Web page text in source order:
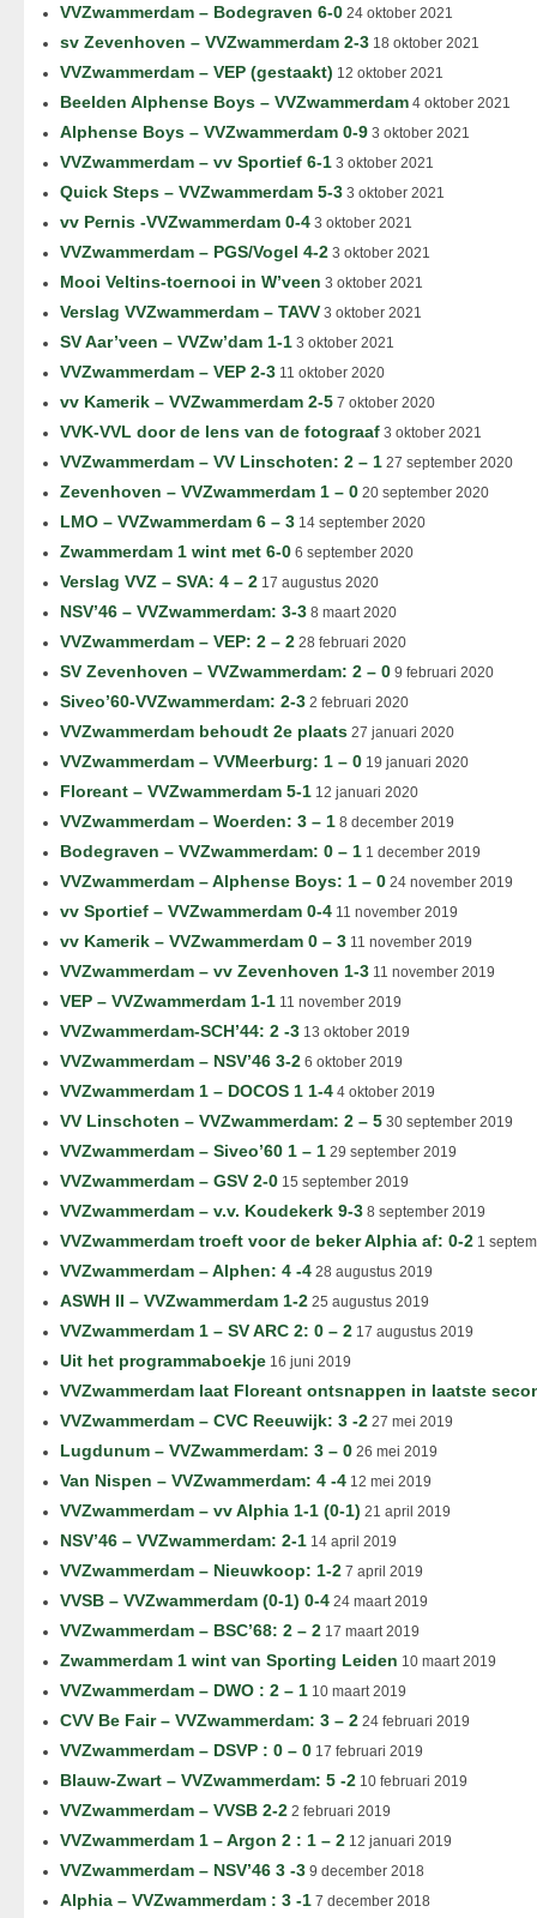
VVZwammerdam – Bodegraven 6-0 24 oktober 2021
sv Zevenhoven – VVZwammerdam 2-3 18 oktober 2021
VVZwammerdam – VEP (gestaakt) 12 oktober 2021
Beelden Alphense Boys – VVZwammerdam 4 oktober 2021
Alphense Boys – VVZwammerdam 0-9 3 oktober 2021
VVZwammerdam – vv Sportief 6-1 3 oktober 2021
Quick Steps – VVZwammerdam 5-3 3 oktober 2021
vv Pernis -VVZwammerdam 0-4 3 oktober 2021
VVZwammerdam – PGS/Vogel 4-2 3 oktober 2021
Mooi Veltins-toernooi in W’veen 3 oktober 2021
Verslag VVZwammerdam – TAVV 3 oktober 2021
SV Aar’veen – VVZw’dam 1-1 3 oktober 2021
VVZwammerdam – VEP 2-3 11 oktober 2020
vv Kamerik – VVZwammerdam 2-5 7 oktober 2020
VVK-VVL door de lens van de fotograaf 3 oktober 2021
VVZwammerdam – VV Linschoten: 2 – 1 27 september 2020
Zevenhoven – VVZwammerdam 1 – 0 20 september 2020
LMO – VVZwammerdam 6 – 3 14 september 2020
Zwammerdam 1 wint met 6-0 6 september 2020
Verslag VVZ – SVA: 4 – 2 17 augustus 2020
NSV’46 – VVZwammerdam: 3-3 8 maart 2020
VVZwammerdam – VEP: 2 – 2 28 februari 2020
SV Zevenhoven – VVZwammerdam: 2 – 0 9 februari 2020
Siveo’60-VVZwammerdam: 2-3 2 februari 2020
VVZwammerdam behoudt 2e plaats 27 januari 2020
VVZwammerdam – VVMeerburg: 1 – 0 19 januari 2020
Floreant – VVZwammerdam 5-1 12 januari 2020
VVZwammerdam – Woerden: 3 – 1 8 december 2019
Bodegraven – VVZwammerdam: 0 – 1 1 december 2019
VVZwammerdam – Alphense Boys: 1 – 0 24 november 2019
vv Sportief – VVZwammerdam 0-4 11 november 2019
vv Kamerik – VVZwammerdam 0 – 3 11 november 2019
VVZwammerdam – vv Zevenhoven 1-3 11 november 2019
VEP – VVZwammerdam 1-1 11 november 2019
VVZwammerdam-SCH’44: 2 -3 13 oktober 2019
VVZwammerdam – NSV’46 3-2 6 oktober 2019
VVZwammerdam 1 – DOCOS 1 1-4 4 oktober 2019
VV Linschoten – VVZwammerdam: 2 – 5 30 september 2019
VVZwammerdam – Siveo’60 1 – 1 29 september 2019
VVZwammerdam – GSV 2-0 15 september 2019
VVZwammerdam – v.v. Koudekerk 9-3 8 september 2019
VVZwammerdam troeft voor de beker Alphia af: 0-2 1
VVZwammerdam – Alphen: 4 -4 28 augustus 2019
ASWH II – VVZwammerdam 1-2 25 augustus 2019
VVZwammerdam 1 – SV ARC 2: 0 – 2 17 augustus 2019
Uit het programmaboekje 16 juni 2019
VVZwammerdam laat Floreant ontsnappen in laatste
VVZwammerdam – CVC Reeuwijk: 3 -2 27 mei 2019
Lugdunum – VVZwammerdam: 3 – 0 26 mei 2019
Van Nispen – VVZwammerdam: 4 -4 12 mei 2019
VVZwammerdam – vv Alphia 1-1 (0-1) 21 april 2019
NSV’46 – VVZwammerdam: 2-1 14 april 2019
VVZwammerdam – Nieuwkoop: 1-2 7 april 2019
VVSB – VVZwammerdam (0-1) 0-4 24 maart 2019
VVZwammerdam – BSC’68: 2 – 2 17 maart 2019
Zwammerdam 1 wint van Sporting Leiden 10 maart 2019
VVZwammerdam – DWO : 2 – 1 10 maart 2019
CVV Be Fair – VVZwammerdam: 3 – 2 24 februari 2019
VVZwammerdam – DSVP : 0 – 0 17 februari 2019
Blauw-Zwart – VVZwammerdam: 5 -2 10 februari 2019
VVZwammerdam – VVSB 2-2 2 februari 2019
VVZwammerdam 1 – Argon 2 : 1 – 2 12 januari 2019
VVZwammerdam – NSV’46 3 -3 9 december 2018
Alphia – VVZwammerdam : 3 -1 7 december 2018